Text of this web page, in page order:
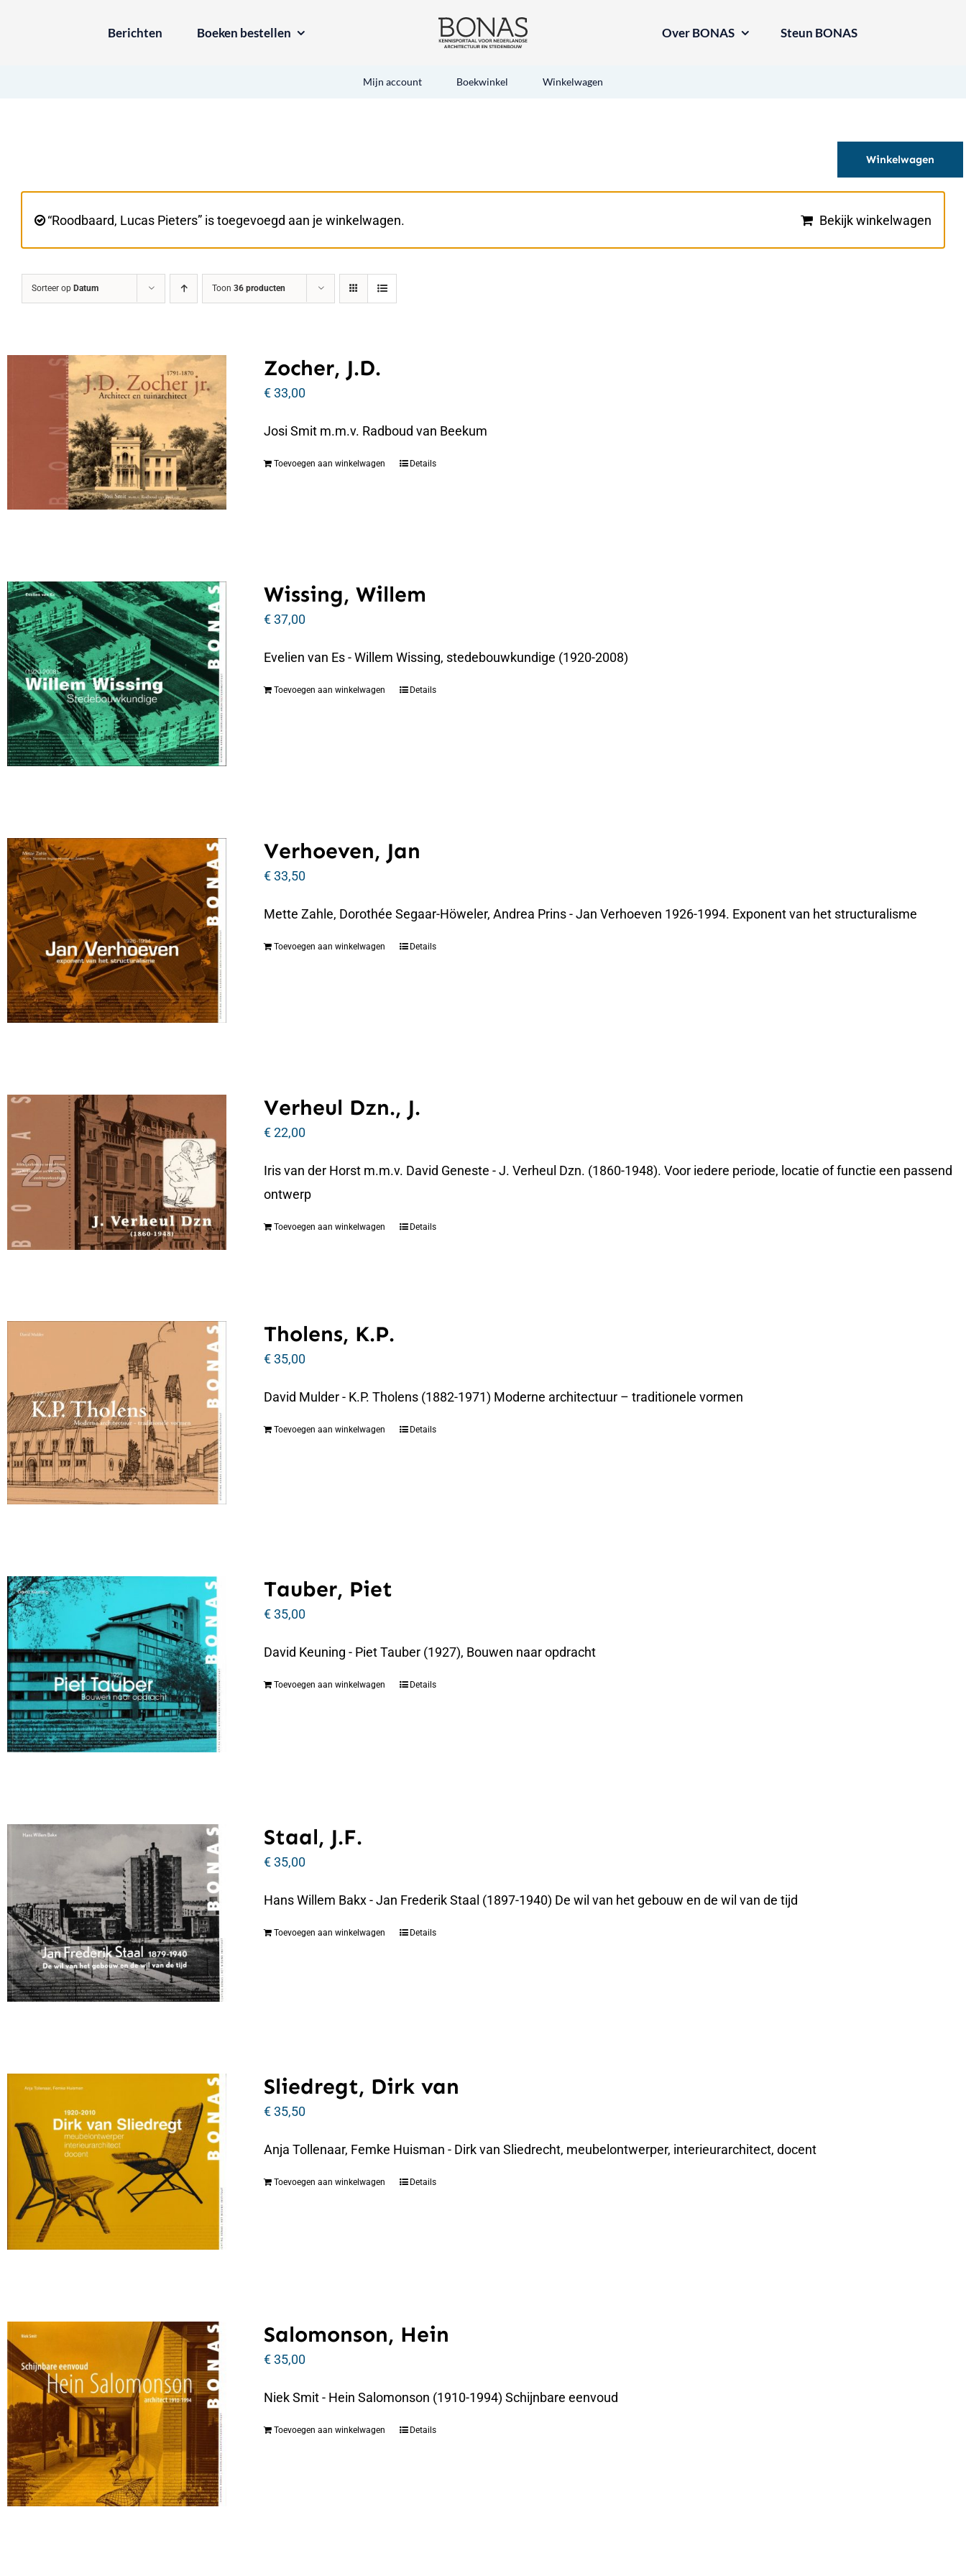
Berichten Boeken bestellen Over BONAS Steun BONAS
Mijn account Boekwinkel Winkelwagen
Winkelwagen
“Roodbaard, Lucas Pieters” is toegevoegd aan je winkelwagen. Bekijk winkelwagen
Sorteer op Datum Toon 36 producten
Zocher, J.D.
€33,00
Josi Smit m.m.v. Radboud van Beekum
Toevoegen aan winkelwagen Details
Wissing, Willem
€37,00
Evelien van Es - Willem Wissing, stedebouwkundige (1920-2008)
Toevoegen aan winkelwagen Details
Verhoeven, Jan
€33,50
Mette Zahle, Dorothée Segaar-Höweler, Andrea Prins - Jan Verhoeven 1926-1994. Exponent van het structuralisme
Toevoegen aan winkelwagen Details
Verheul Dzn., J.
€22,00
Iris van der Horst m.m.v. David Geneste - J. Verheul Dzn. (1860-1948). Voor iedere periode, locatie of functie een passend
ontwerp
Toevoegen aan winkelwagen Details
Tholens, K.P.
€35,00
David Mulder - K.P. Tholens (1882-1971) Moderne architectuur – traditionele vormen
Toevoegen aan winkelwagen Details
Tauber, Piet
€35,00
David Keuning - Piet Tauber (1927), Bouwen naar opdracht
Toevoegen aan winkelwagen Details
Staal, J.F.
€35,00
Hans Willem Bakx - Jan Frederik Staal (1897-1940) De wil van het gebouw en de wil van de tijd
Toevoegen aan winkelwagen Details
Sliedregt, Dirk van
€35,50
Anja Tollenaar, Femke Huisman - Dirk van Sliedrecht, meubelontwerper, interieurarchitect, docent
Toevoegen aan winkelwagen Details
Salomonson, Hein
€35,00
Niek Smit - Hein Salomonson (1910-1994) Schijnbare eenvoud
Toevoegen aan winkelwagen Details